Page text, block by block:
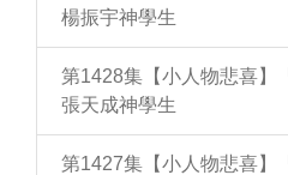
楊振宇神學生
第1428集【小人物悲喜】
張天成神學生
第1427集【小人物悲喜】